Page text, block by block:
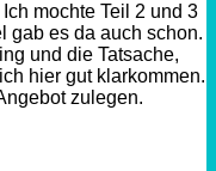
mochte Teil 2 und 3
gab es da auch schon.
und die Tatsache,
hier gut klarkommen.
zulegen.